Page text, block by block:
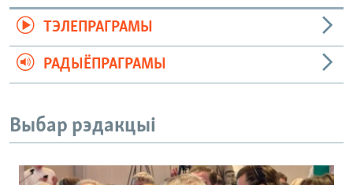
ТЭЛЕПРАГРАМЫ
РАДЫЁПРАГРАМЫ
Выбар рэдакцыі